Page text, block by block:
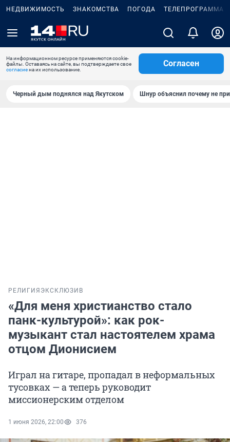
НЕДВИЖИМОСТЬ ЗНАКОМСТВА ПОГОДА ТЕЛЕПРОГРАММА
На информационном ресурсе применяются cookie-
файлы. Оставаясь на сайте, вы подтверждаете свое
согласиена их использование.
Согласен
Черный дым поднялся над Якутском Шнур объяснил почему не
РЕЛИГИЯ ЭКСКЛЮЗИВ
«Для меня христианство стало
панк-культурой»: как рок-
музыкант стал настоятелем храма
отцом Дионисием
Играл на гитаре, пропадал в неформальных
тусовках — а теперь руководит
миссионерским отделом
1 июня 2026, 22:00 376